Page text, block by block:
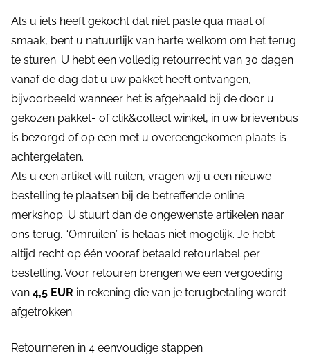
Als u iets heeft gekocht dat niet paste qua maat of
smaak, bent u natuurlijk van harte welkom om het terug
te sturen. U hebt een volledig retourrecht van 30 dagen
vanaf de dag dat u uw pakket heeft ontvangen,
bijvoorbeeld wanneer het is afgehaald bij de door u
gekozen pakket- of clik&collect winkel, in uw brievenbus
is bezorgd of op een met u overeengekomen plaats is
achtergelaten.
Als u een artikel wilt ruilen, vragen wij u een nieuwe
bestelling te plaatsen bij de betreffende online
merkshop. U stuurt dan de ongewenste artikelen naar
ons terug. “Omruilen” is helaas niet mogelijk. Je hebt
altijd recht op één vooraf betaald retourlabel per
bestelling. Voor retouren brengen we een vergoeding
van 4,5 EUR in rekening die van je terugbetaling wordt
afgetrokken.
Retourneren in 4 eenvoudige stappen